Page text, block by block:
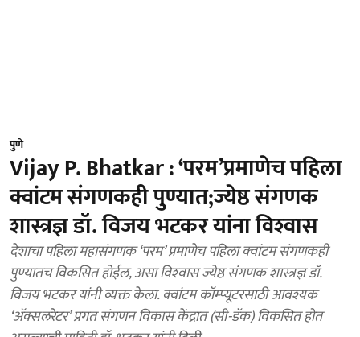
पुणे
Vijay P. Bhatkar : ‘परम’प्रमाणेच पहिला
क्वांटम संगणकही पुण्यात;ज्येष्ठ संगणक
शास्त्रज्ञ डॉ. विजय भटकर यांना विश्‍वास
देशाचा पहिला महासंगणक ‘परम’ प्रमाणेच पहिला क्वांटम संगणकही
पुण्यातच विकसित होईल, असा विश्‍वास ज्येष्ठ संगणक शास्त्रज्ञ डॉ.
विजय भटकर यांनी व्यक्त केला. क्वांटम कॉम्प्यूटरसाठी आवश्यक
‘ॲक्सलरेटर’ प्रगत संगणन विकास केंद्रात (सी-डॅक) विकसित होत